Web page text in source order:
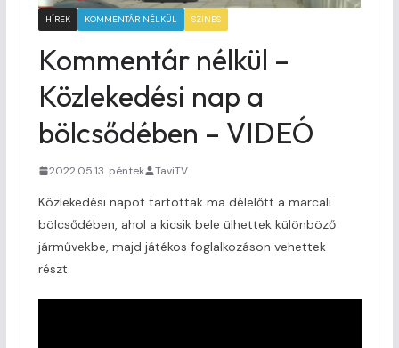
HÍREK KOMMENTÁR NÉLKÜL SZINES
Kommentár nélkül –
Közlekedési nap a
bölcsődében – VIDEÓ
2022.05.13. péntek TaviTV
Közlekedési napot tartottak ma délelőtt a marcali
bölcsődében, ahol a kicsik bele ülhettek különböző
járművekbe, majd játékos foglalkozáson vehettek
részt.